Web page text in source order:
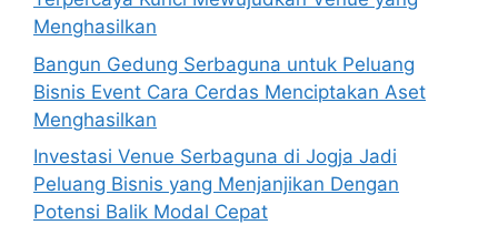
Menghasilkan
Bangun Gedung Serbaguna untuk Peluang
Bisnis Event Cara Cerdas Menciptakan Aset
Menghasilkan
Investasi Venue Serbaguna di Jogja Jadi
Peluang Bisnis yang Menjanjikan Dengan
Potensi Balik Modal Cepat